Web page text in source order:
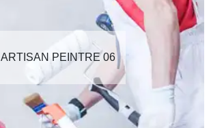
ARTISAN PEINTRE 06